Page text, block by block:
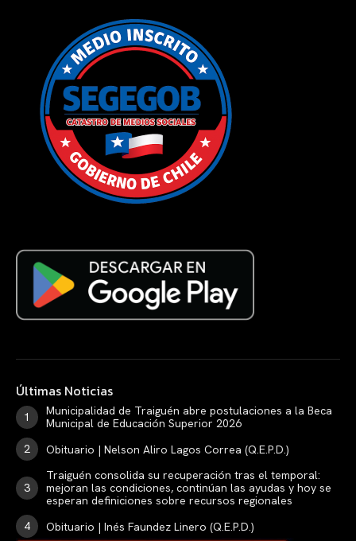
Últimas Noticias
Municipalidad de Traiguén abre postulaciones a la Beca
Municipal de Educación Superior 2026
Obituario | Nelson Aliro Lagos Correa (Q.E.P.D.)
Traiguén consolida su recuperación tras el temporal:
mejoran las condiciones, continúan las ayudas y hoy se
esperan definiciones sobre recursos regionales
Obituario | Inés Faundez Linero (Q.E.P.D.)